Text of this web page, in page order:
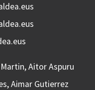
Aitor Aspuru
Aimar Gutierrez